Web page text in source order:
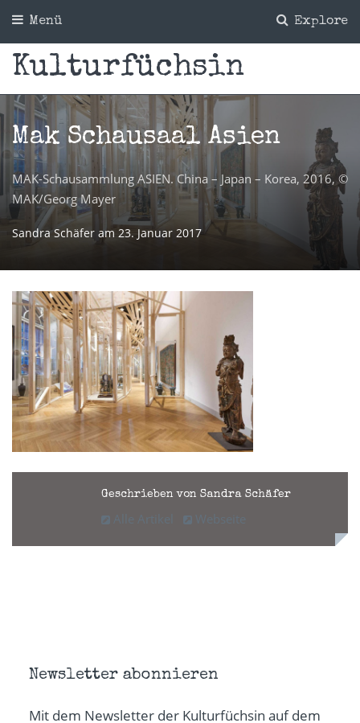
Explore
Menü
Kulturfüchsin
Mak Schausaal Asien
MAK-Schausammlung ASIEN. China – Japan – Korea, 2016, ©
MAK/Georg Mayer
Sandra Schäfer am 23. Januar 2017
Geschrieben von Sandra Schäfer
Alle Artikel Webseite
Newsletter abonnieren
Mit dem Newsletter der Kulturfüchsin auf dem